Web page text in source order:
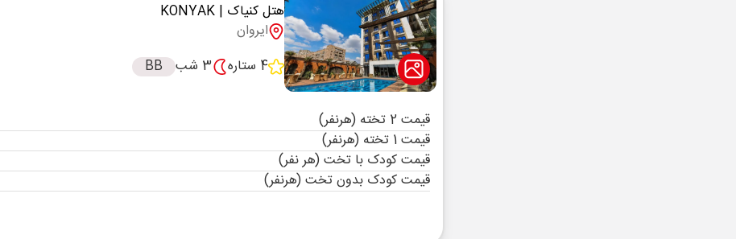
هتل کنیاک | KONYAK
ایروان
4 ستاره
3 شب BB
قیمت 2 تخته (هرنفر)
قیمت 1 تخته (هرنفر)
قیمت کودک با تخت (هر نفر)
قیمت کودک بدون تخت (هرنفر)